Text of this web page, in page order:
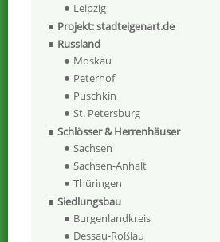
Leipzig
Projekt: stadteigenart.de
Russland
Moskau
Peterhof
Puschkin
St. Petersburg
Schlösser & Herrenhäuser
Sachsen
Sachsen-Anhalt
Thüringen
Siedlungsbau
Burgenlandkreis
Dessau-Roßlau